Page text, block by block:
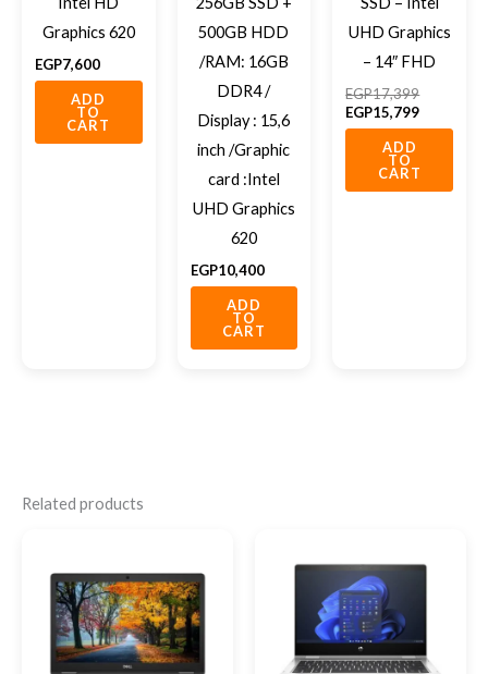
Graphics 620
EGP7,600
ADD
TO
CART
500GB HDD
/RAM: 16GB
DDR4 /
Display : 15,6
inch /Graphic
card :Intel
UHD Graphics
620
EGP10,400
ADD
TO
CART
UHD Graphics
– 14″ FHD
EGP17,399
EGP15,799
ADD
TO
CART
Related products